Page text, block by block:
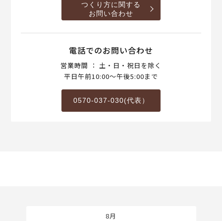
つくり方に関する
お問い合わせ
電話でのお問い合わせ
営業時間 ： 土・日・祝日を除く
平日午前10:00～午後5:00まで
0570-037-030(代表）
8月